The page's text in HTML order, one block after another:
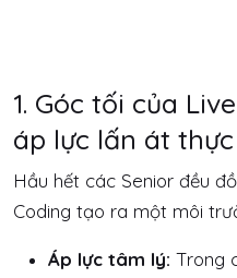
1. Góc tối của
áp lực lấn át
Hầu hết các Senior đều
Coding tạo ra một môi
Áp lực tâm lý: Trong